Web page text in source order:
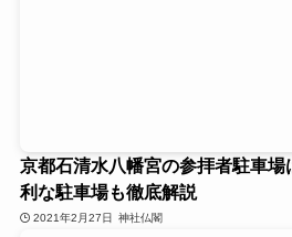
京都石清水八幡宮の参拝者駐車
利な駐車場も徹底解説
2021年2月27日 神社仏閣